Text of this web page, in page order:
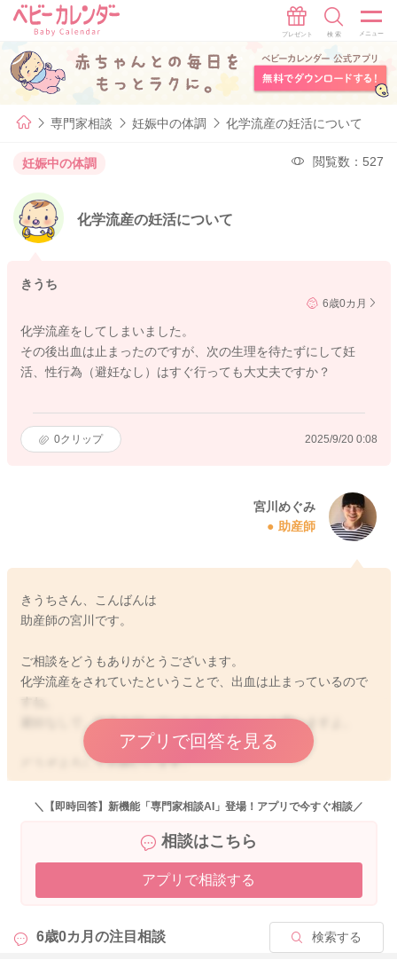
専門家相談 妊娠中の体調 化学流産の妊活について
妊娠中の体調 閲覧数：527
化学流産の妊活について
きうち
6歳0カ月
化学流産をしてしまいました。
その後出血は止まったのですが、次の生理を待たずにして妊
活、性行為（避妊なし）はすぐ行っても大丈夫ですか？
0クリップ 2025/9/20 0:08
宮川めぐみ
助産師
きうちさん、こんばんは
助産師の宮川です。
ご相談をどうもありがとうございます。
化学流産をされていたということで、出血は止まっているので
避妊なしで、行為を行っていただいてもいいと思いますよ。
どうぞよろしくお願いします。
アプリで回答を見る
＼【即時回答】新機能「専門家相談AI」登場！アプリで今すぐ相談／
相談はこちら
アプリで相談する
6歳0カ月の注目相談 検索する